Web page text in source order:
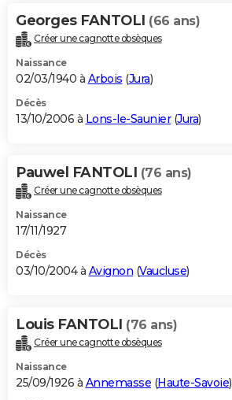
Georges FANTOLI (66 ans)
Créer une cagnotte obsèques
Naissance
02/03/1940 à Arbois (Jura)
Décès
13/10/2006 à Lons-le-Saunier(Jura)
Pauwel FANTOLI (76 ans)
Créer une cagnotte obsèques
Naissance
17/11/1927
Décès
03/10/2004 à Avignon (Vaucluse)
Louis FANTOLI (76 ans)
Créer une cagnotte obsèques
Naissance
25/09/1926 à Annemasse (Haute-Savoie)